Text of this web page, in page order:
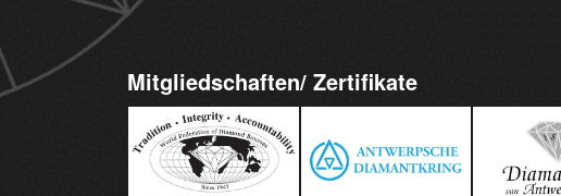
Mitgliedschaften/ Zertifikate